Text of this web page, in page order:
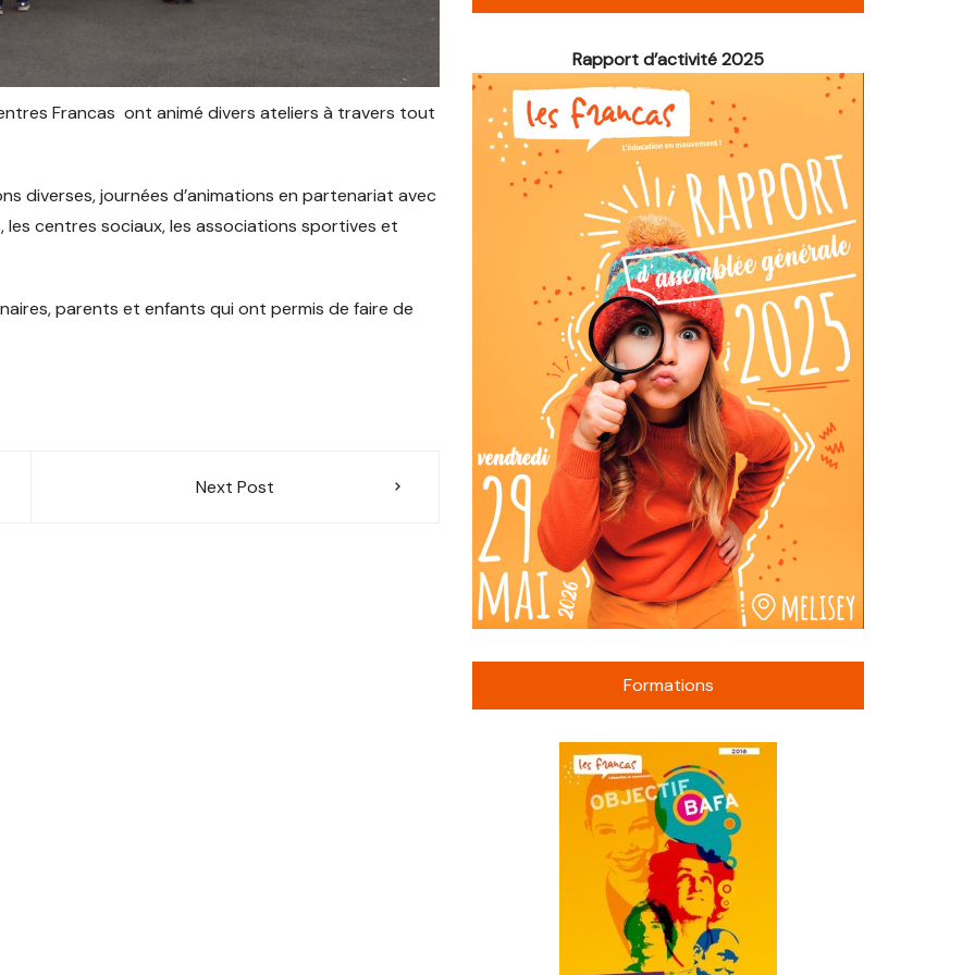
St Barthelemy
Ternuay Melay et Saint Hilaire
Lure Mortard
Lyoffans
Moffans et Vacheresse
St Germain
Ste Marie en Chanois
Esprels
Villersexel
Frahier
Arc les Gray
Francas ont animé divers ateliers à travers tout
diverses, journées d’animations en partenariat avec
les centres sociaux, les associations sportives et
parents et enfants qui ont permis de faire de
Next Post
Rapport d’activité 2025
Formations